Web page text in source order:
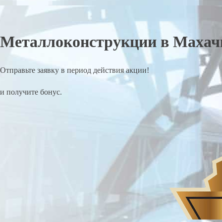
Металлоконструкции в
Отправьте заявку в период действия акции!
и получите бонус.